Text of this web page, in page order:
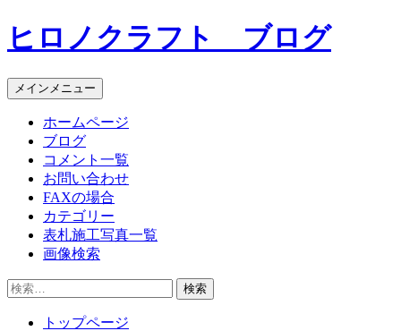
コ
ン
ン
ツ
ヒロノクラフト ブログ
メインメニュー
ホームページ
ブログ
コメント一覧
お問い合わせ
FAXの場合
カテゴリー
表札施工写真一覧
画像検索
検
トップページ